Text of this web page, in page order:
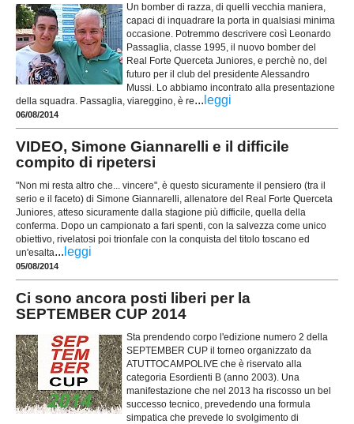
Un bomber di razza, di quelli vecchia maniera,
capaci di inquadrare la porta in qualsiasi minima
occasione. Potremmo descrivere così Leonardo
Passaglia, classe 1995, il nuovo bomber del
Real Forte Querceta Juniores, e perchè no, del
futuro per il club del presidente Alessandro
Mussi. Lo abbiamo incontrato alla presentazione
della squadra. Passaglia, viareggino, è re... leggi
06/08/2014
VIDEO, Simone Giannarelli e il difficile
compito di ripetersi
"Non mi resta altro che... vincere", è questo sicuramente il pensiero (tra il
serio e il faceto) di Simone Giannarelli, allenatore del Real Forte Querceta
Juniores, atteso sicuramente dalla stagione più difficile, quella della
conferma. Dopo un campionato a fari spenti, con la salvezza come unico
obiettivo, rivelatosi poi trionfale con la conquista del titolo toscano ed
un'esalta... leggi
05/08/2014
Ci sono ancora posti liberi per la
SEPTEMBER CUP 2014
Sta prendendo corpo l'edizione numero 2 della
SEPTEMBER CUP il torneo organizzato da
ATUTTOCAMPOLIVE che è riservato alla
categoria Esordienti B (anno 2003). Una
manifestazione che nel 2013 ha riscosso un bel
successo tecnico, prevedendo una formula
simpatica che prevede lo svolgimento di